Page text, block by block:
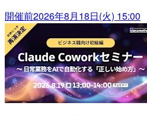
開催前2026年8月18日(火) 15:00